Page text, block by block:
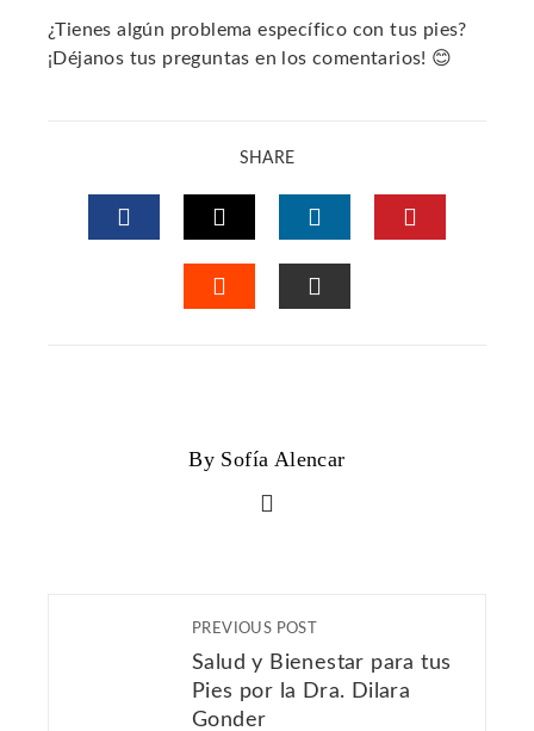
¿Tienes algún problema específico con tus pies?
¡Déjanos tus preguntas en los comentarios! 😊
SHARE
FACEBOOKTWITTERLINKEDIN
By Sofía Alencar
PREVIOUS POST
Salud y Bienestar para tus
Pies por la Dra. Dilara
Gonder